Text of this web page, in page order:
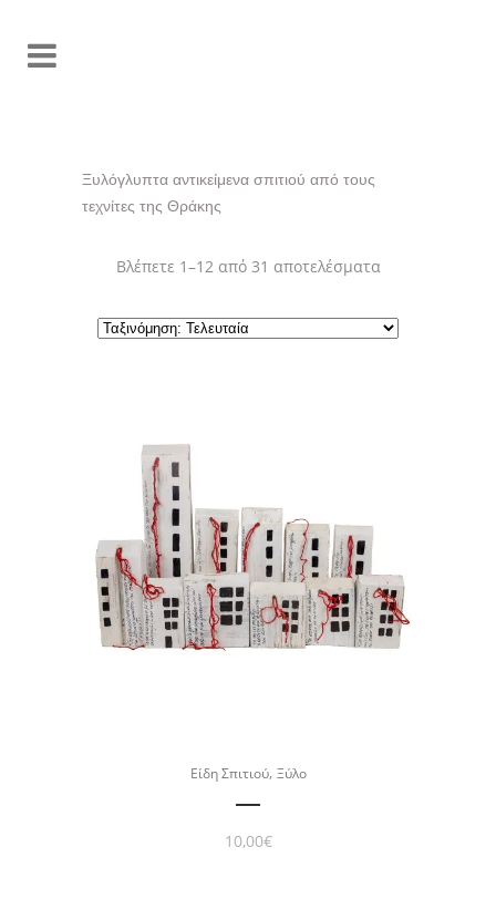
Ξυλόγλυπτα αντικείμενα σπιτιού από τους
τεχνίτες της Θράκης
Βλέπετε 1–12 από 31 αποτελέσματαSorted
by
Είδη Σπιτιού, Ξύλο
10,00€